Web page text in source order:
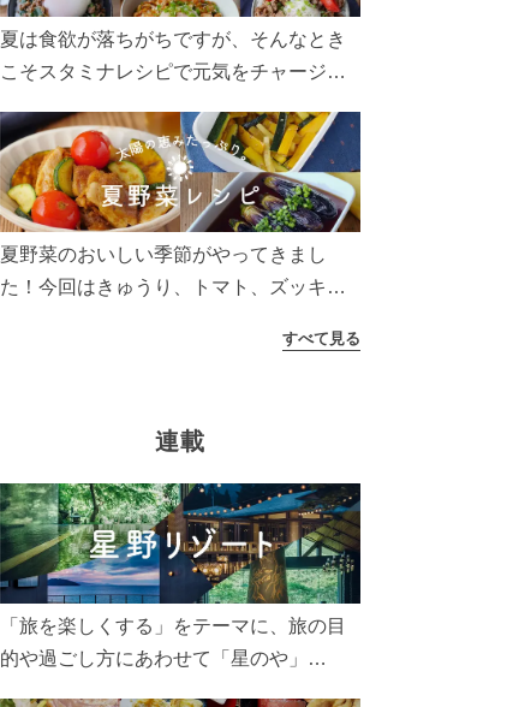
夏は食欲が落ちがちですが、そんなとき
こそスタミナレシピで元気をチャージ！
リ食べて、夏バテを吹き飛ばしましょ
う！
夏野菜のおいしい季節がやってきまし
た！今回はきゅうり、トマト、ズッキー
太陽の光をたっぷりあびた夏野菜は栄養
すべて見る
連載
「旅を楽しくする」をテーマに、旅の目
的や過ごし方にあわせて「星のや」